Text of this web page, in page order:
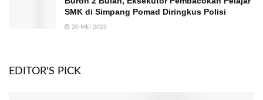
SMK di Simpang Pomad Diringkus Polisi
20 MEI 2023
EDITOR'S PICK